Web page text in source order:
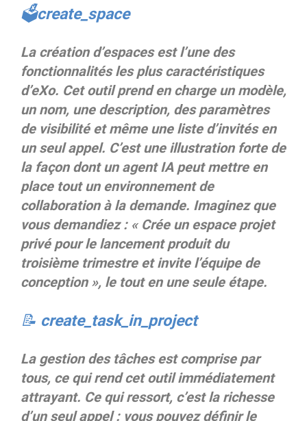
🗳️create_space
La création d’espaces est l’une des
fonctionnalités les plus caractéristiques
d’eXo. Cet outil prend en charge un modèle,
un nom, une description, des paramètres
de visibilité et même une liste d’invités en
un seul appel. C’est une illustration forte de
la façon dont un agent IA peut mettre en
place tout un environnement de
collaboration à la demande. Imaginez que
vous demandiez : « Crée un espace projet
privé pour le lancement produit du
troisième trimestre et invite l’équipe de
conception », le tout en une seule étape.
📝 create_task_in_project
La gestion des tâches est comprise par
tous, ce qui rend cet outil immédiatement
attrayant. Ce qui ressort, c’est la richesse
d’un seul appel : vous pouvez définir le